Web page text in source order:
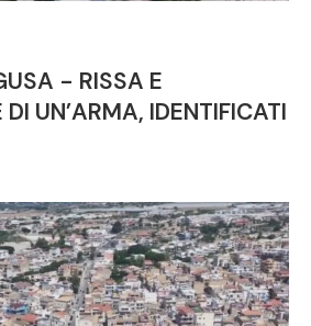
- RISSA E
UN’ARMA, IDENTIFICATI